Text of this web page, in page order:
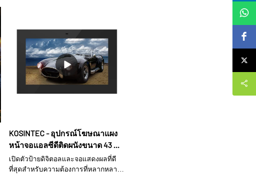
KOSINTEC - อุปกรณ์โฆษณาแผง
หน้าจอแอลซีดีติดผนังขนาด 43 นิ้ว
สำหรับการใช้งานกลางแจ้งป้าย
ดิจิตอลติดผนังในร่ม
เปิดตัวป้ายดิจิตอลและจอแสดงผลที่ดี
ที่สุดสำหรับความต้องการที่หลากหลาย